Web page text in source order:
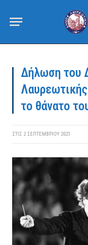
Δήλωση του
το θάνατο
ΣΤΙΣ 2 ΣΕΠΤΕΜΒΡΊΟΥ 2021